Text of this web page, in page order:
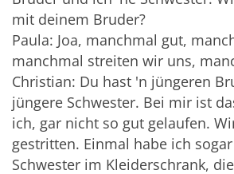
mit deinem Bruder?
Paula: Joa, manchmal gut,
manchmal streiten wir uns,
Christian: Du hast 'n jüngeren
jüngere Schwester. Bei mir ist
ich, gar nicht so gut gelaufen.
gestritten. Einmal habe ich
Schwester im Kleiderschrank,